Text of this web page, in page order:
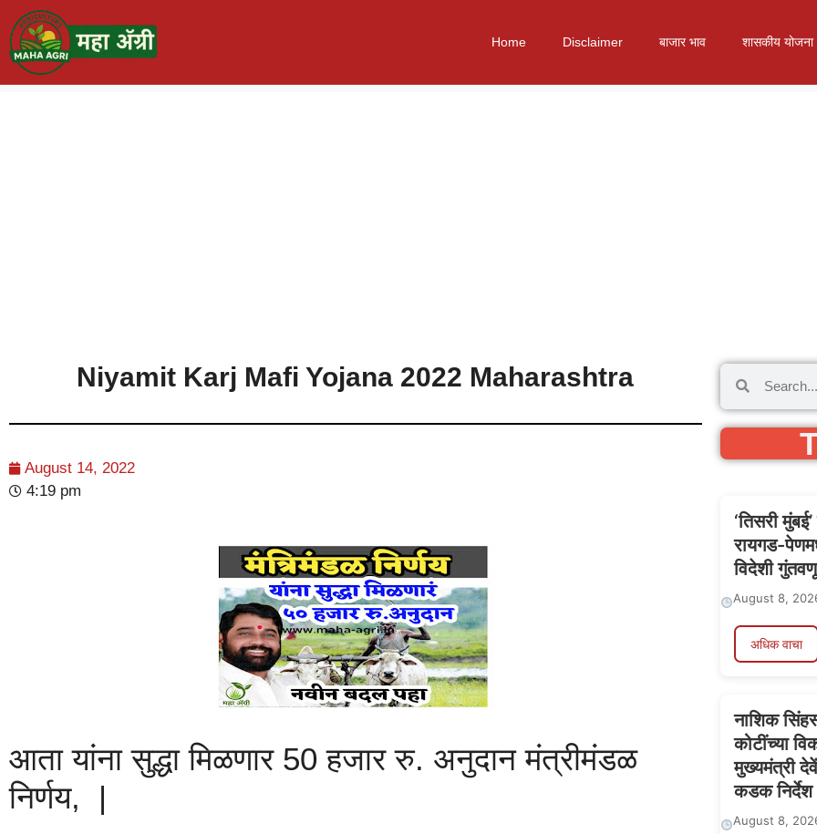
Home Disclaimer बाजार भाव शासकीय योजना
Niyamit Karj Mafi Yojana 2022 Maharashtra
August 14, 2022
4:19 pm
आता यांना सुद्धा मिळणार 50 हजार रु. अनुदान मंत्रीमंडळ
निर्णय, |
‘तिसरी
रायगड-
विदेशी
August 8,
अधिक वाचा
नाशिक
कोटींच्या
मुख्यमंत्री
कडक निर्देश
August 8,